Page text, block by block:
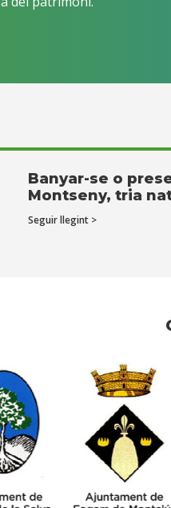
Banyar-se o
Montseny, tria
Seguir llegint >